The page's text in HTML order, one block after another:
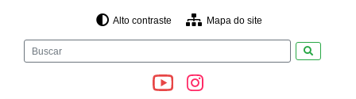
Alto contraste Mapa do site